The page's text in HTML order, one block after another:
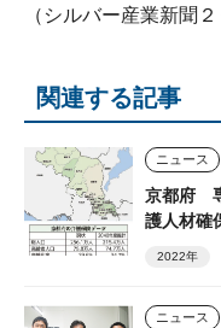
（シルバー産業新聞
関連する記事
ニュース
京都府
護人材確
2022年
ニュース